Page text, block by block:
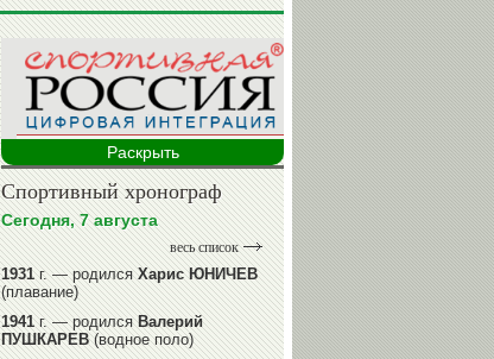
Раскрыть
Спортивный хронограф
Сегодня, 7 августа
весь список
1931г. — родилсяХарис ЮНИЧЕВ
(плавание)
1941г. — родилсяВалерий
ПУШКАРЕВ(водное поло)